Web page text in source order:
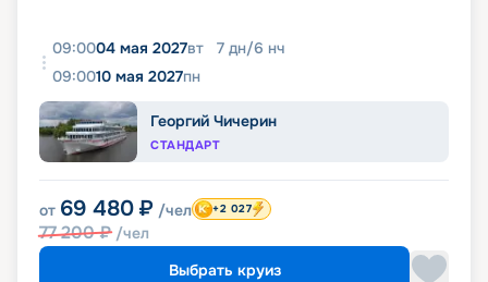
09:0004 мая 2027вт 7 дн/6 нч
09:0010 мая 2027пн
Георгий Чичерин
СТАНДАРТ
от 69 480 ₽ /чел
77 200₽ /чел
+2 027
Выбрать круиз